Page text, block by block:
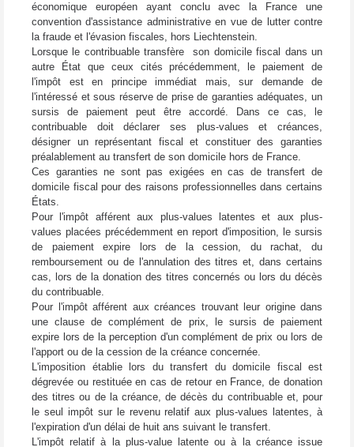
économique européen ayant conclu avec la France une
convention d'assistance administrative en vue de lutter contre
la fraude et l'évasion fiscales, hors Liechtenstein.
Lorsque le contribuable transfère son domicile fiscal dans un
autre État que ceux cités précédemment, le paiement de
l'impôt est en principe immédiat mais, sur demande de
l'intéressé et sous réserve de prise de garanties adéquates, un
sursis de paiement peut être accordé. Dans ce cas, le
contribuable doit déclarer ses plus-values et créances,
désigner un représentant fiscal et constituer des garanties
préalablement au transfert de son domicile hors de France.
Ces garanties ne sont pas exigées en cas de transfert de
domicile fiscal pour des raisons professionnelles dans certains
États.
Pour l'impôt afférent aux plus-values latentes et aux plus-
values placées précédemment en report d'imposition, le sursis
de paiement expire lors de la cession, du rachat, du
remboursement ou de l'annulation des titres et, dans certains
cas, lors de la donation des titres concernés ou lors du décès
du contribuable.
Pour l'impôt afférent aux créances trouvant leur origine dans
une clause de complément de prix, le sursis de paiement
expire lors de la perception d'un complément de prix ou lors de
l'apport ou de la cession de la créance concernée.
L'imposition établie lors du transfert du domicile fiscal est
dégrevée ou restituée en cas de retour en France, de donation
des titres ou de la créance, de décès du contribuable et, pour
le seul impôt sur le revenu relatif aux plus-values latentes, à
l'expiration d'un délai de huit ans suivant le transfert.
L'impôt relatif à la plus-value latente ou à la créance issue